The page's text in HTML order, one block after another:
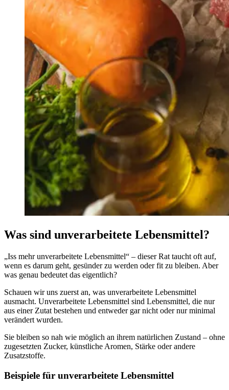
Was sind unverarbeitete Lebensmittel?
„Iss mehr unverarbeitete Lebensmittel“ – dieser Rat taucht oft auf,
wenn es darum geht, gesünder zu werden oder fit zu bleiben. Aber
was genau bedeutet das eigentlich?
Schauen wir uns zuerst an, was unverarbeitete Lebensmittel
ausmacht. Unverarbeitete Lebensmittel sind Lebensmittel, die nur
aus einer Zutat bestehen und entweder gar nicht oder nur minimal
verändert wurden.
Sie bleiben so nah wie möglich an ihrem natürlichen Zustand – ohne
zugesetzten Zucker, künstliche Aromen, Stärke oder andere
Zusatzstoffe.
Beispiele für unverarbeitete Lebensmittel